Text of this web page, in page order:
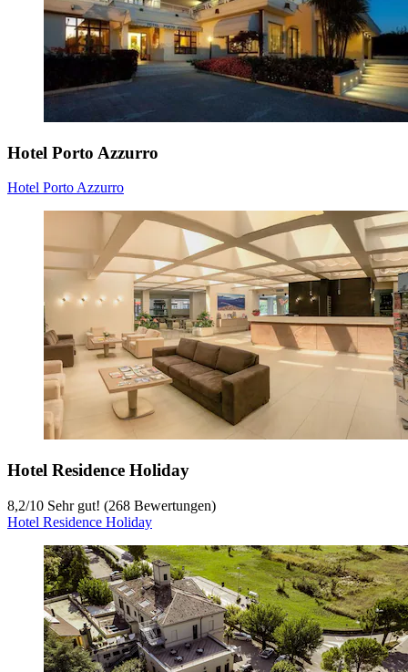
Hotel Porto Azzurro
Hotel Porto Azzurro
Hotel Residence Holiday
8,2/10 Sehr gut! (268 Bewertungen)
Hotel Residence Holiday